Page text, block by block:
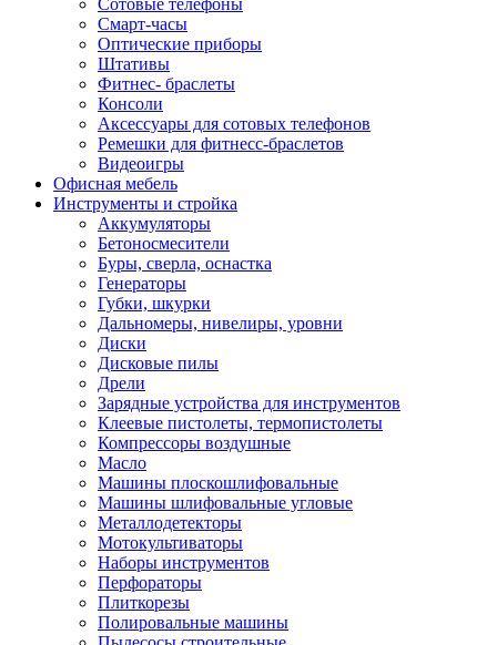
Сотовые телефоны
Смарт-часы
Оптические приборы
Штативы
Фитнес- браслеты
Консоли
Аксессуары для сотовых телефонов
Ремешки для фитнесс-браслетов
Видеоигры
Офисная мебель
Инструменты и стройка
Аккумуляторы
Бетоносмесители
Буры, сверла, оснастка
Генераторы
Губки, шкурки
Дальномеры, нивелиры, уровни
Диски
Дисковые пилы
Дрели
Зарядные устройства для инструментов
Клеевые пистолеты, термопистолеты
Компрессоры воздушные
Масло
Машины плоскошлифовальные
Машины шлифовальные угловые
Металлодетекторы
Мотокультиваторы
Наборы инструментов
Перфораторы
Плиткорезы
Полировальные машины